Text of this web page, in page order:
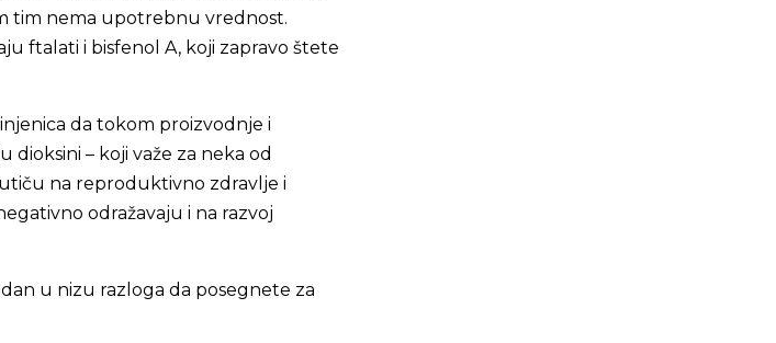
tim nema upotrebnu vrednost.
ftalati i bisfenol A, koji zapravo štete
da tokom proizvodnje i
dioksini – koji važe za neka od
na reproduktivno zdravlje i
odražavaju i na razvoj
u nizu razloga da posegnete za